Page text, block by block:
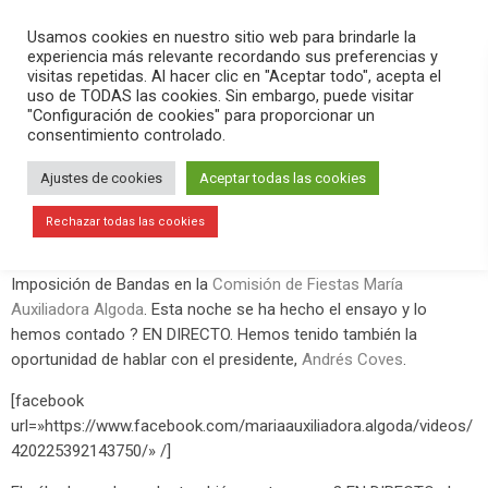
search menu pause PLAY
mayo 9, 2019
La Comisión de Fiestas María
Auxiliadora Algoda prepara sus
fiestas
Imposición de Bandas en la Comisión de Fiestas María
Auxiliadora Algoda . Esta noche se ha hecho el ensayo y lo
hemos contado ? EN DIRECTO. Hemos tenido también la
oportunidad de hablar con el presidente, Andrés Coves
[facebook
url=»https://www.facebook.com/mariaauxiliadora.algoda/videos/
420225392143750/» /]
Usamos cookies en nuestro sitio web para brindarle la
experiencia más relevante recordando sus preferencias y
visitas repetidas. Al hacer clic en "Aceptar todo", acepta el
uso de TODAS las cookies. Sin embargo, puede visitar
"Configuración de cookies" para proporcionar un
consentimiento controlado.
Ajustes de cookies Aceptar todas las cookies
Rechazar todas las cookies